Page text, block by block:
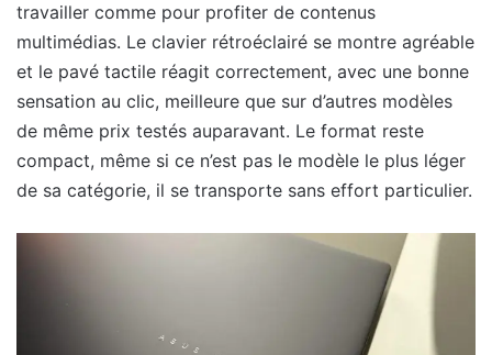
travailler comme pour profiter de contenus
multimédias. Le clavier rétroéclairé se montre agréable
et le pavé tactile réagit correctement, avec une bonne
sensation au clic, meilleure que sur d’autres modèles
de même prix testés auparavant. Le format reste
compact, même si ce n’est pas le modèle le plus léger
de sa catégorie, il se transporte sans effort particulier.